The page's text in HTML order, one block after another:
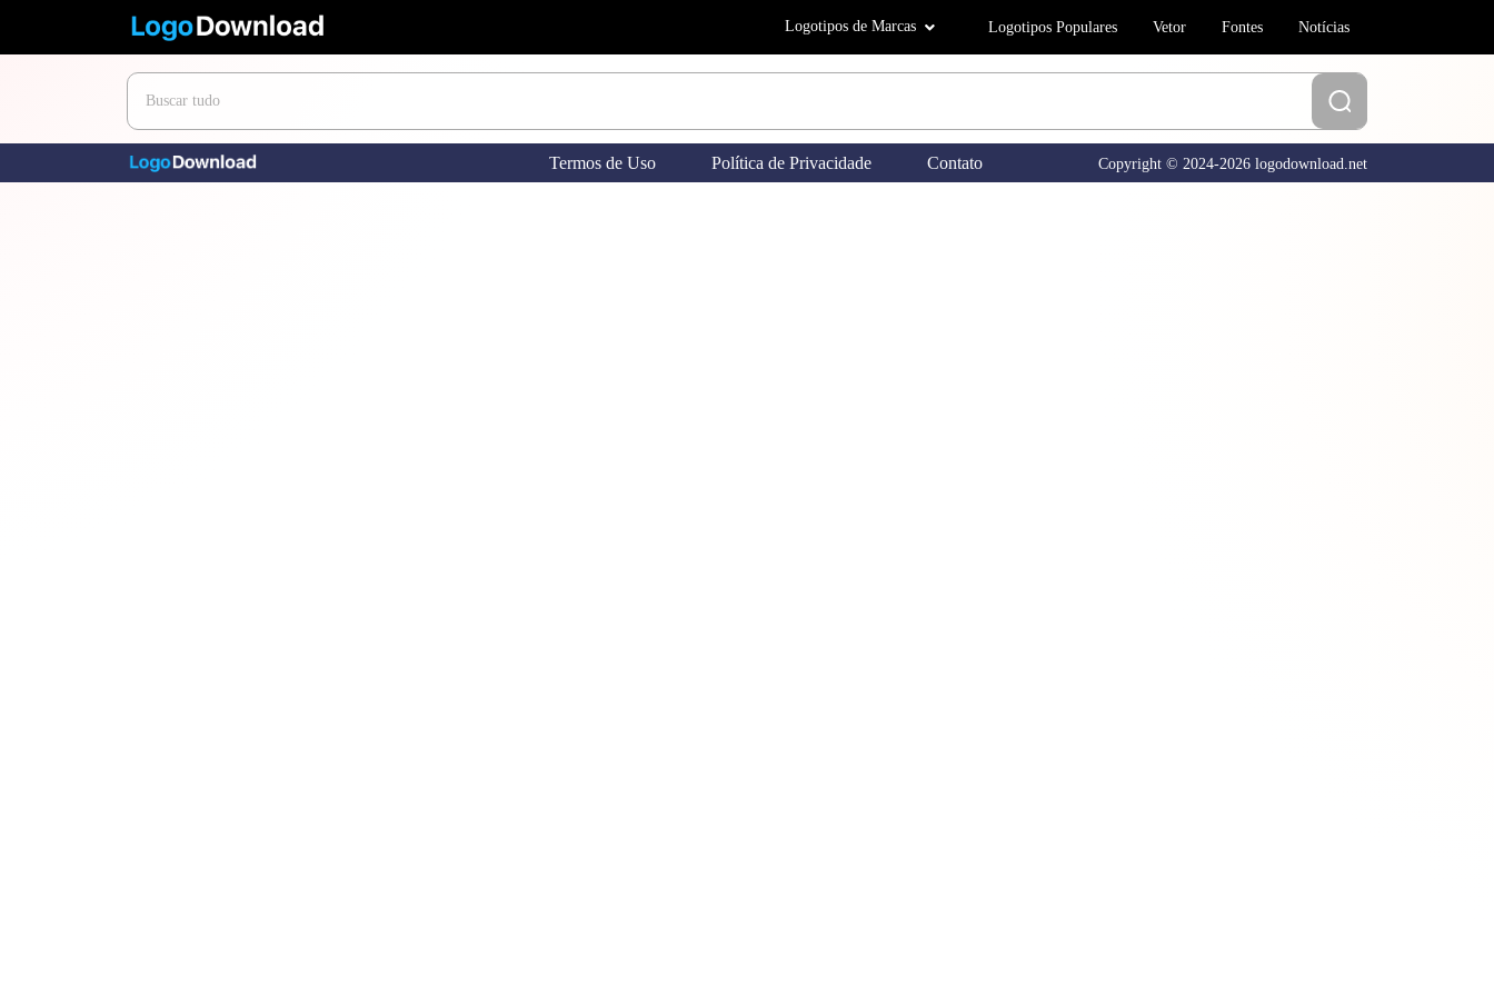
Logotipos de Marcas Logotipos Populares Vetor Fontes Notícias
Termos de Uso Política de Privacidade Contato Copyright © 2024-2026 logodownload.net